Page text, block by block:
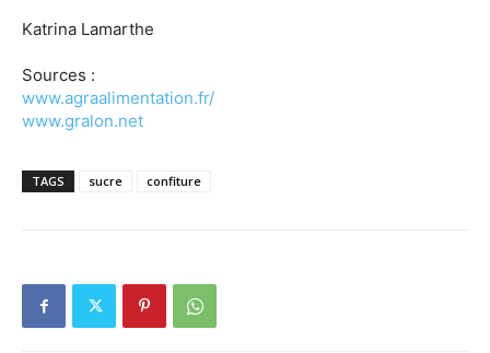
Katrina Lamarthe
Sources :
www.agraalimentation.fr/
www.gralon.net
TAGS sucre confiture